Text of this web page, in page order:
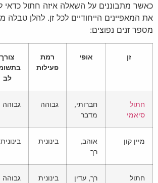
כאשר מתבוננים על השאלה איזה חתול כדאי
את המאפיינים הייחודיים לכל זן. להלן טבלה
מספר זנים נפוצים:
זן אופי
רמת
פעילות
צורך
לב
חתול
סיאמי
חברותי,
מדבר
גבוהה גבוהה
מיין קון
אוהב,
רך
בינונית בינונית
חתול
רך, עדין בינונית גבוהה